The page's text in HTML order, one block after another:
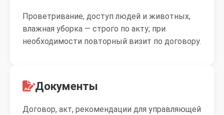
Проветривание, доступ людей и животных,
влажная уборка — строго по акту; при
необходимости повторный визит по договору.
Документы
Договор, акт, рекомендации для управляющей